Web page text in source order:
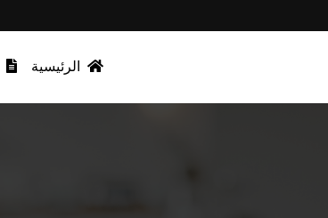
الرئيسية